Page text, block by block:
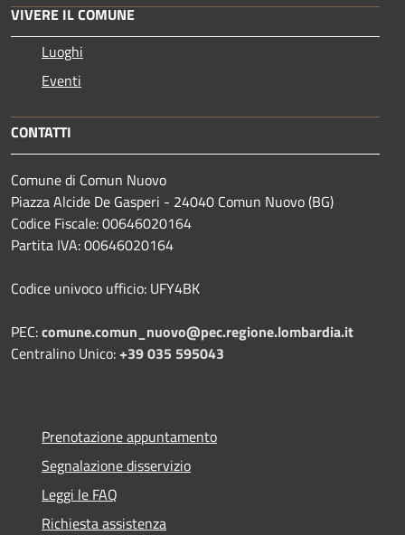
VIVERE IL COMUNE
Luoghi
Eventi
CONTATTI
Comune di Comun Nuovo
Piazza Alcide De Gasperi - 24040 Comun Nuovo (BG)
Codice Fiscale: 00646020164
Partita IVA: 00646020164
Codice univoco ufficio: UFY4BK
PEC:comune.comun_nuovo@pec.regione.lombardia.it
Centralino Unico:+39 035 595043
Prenotazione appuntamento
Segnalazione disservizio
Leggi le FAQ
Richiesta assistenza